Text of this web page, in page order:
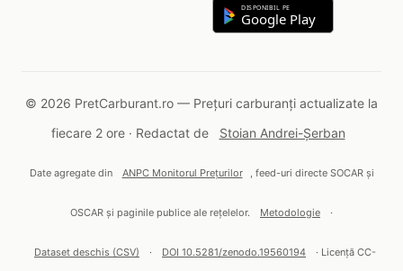
DISPONIBIL PE
Google Play
© 2026 PretCarburant.ro — Prețuri carburanți actualizate la
fiecare 2 ore · Redactat de
Stoian Andrei-Șerban
Date agregate din ANPC Monitorul Prețurilor , feed-uri directe SOCAR și
OSCAR și paginile publice ale rețelelor. Metodologie ·
Dataset deschis (CSV) · DOI 10.5281/zenodo.19560194 · Licență CC-